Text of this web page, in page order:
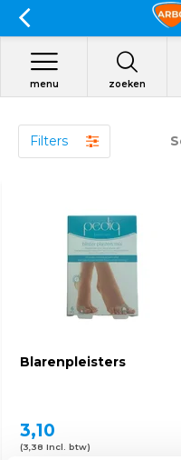
zoeken
menu
Filters
Blarenpleisters
3,10
(3,38 Incl. btw)